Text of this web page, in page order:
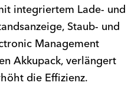
integriertem Lade- und
Staub- und
Management
Akkupack, verlängert
die Effizienz.